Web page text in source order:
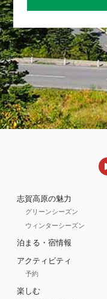
志賀高原の魅力
グリーンシーズン
ウィンターシーズン
泊まる・宿情報
アクティビティ
予約
楽しむ